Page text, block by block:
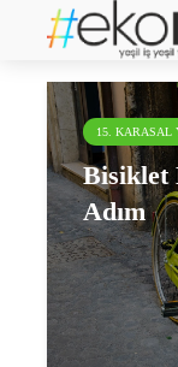
BİSED
15. KARASAL
Bisiklet
Adım